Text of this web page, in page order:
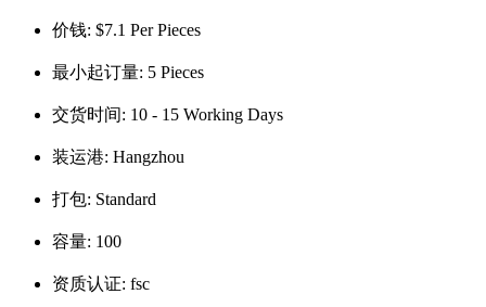
价钱: $7.1 Per Pieces
最小起订量: 5 Pieces
交货时间: 10 - 15 Working Days
装运港: Hangzhou
打包: Standard
容量: 100
资质认证: fsc